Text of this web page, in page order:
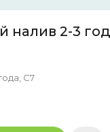
налив 2-3
С7